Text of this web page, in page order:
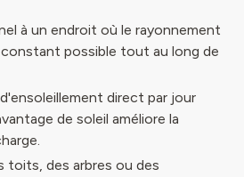
à un endroit où le rayonnement
possible tout au long de
direct par jour
de soleil améliore la
toits, des arbres ou des